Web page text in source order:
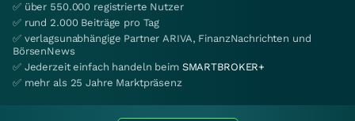
✅ über 550.000 registrierte Nutzer
✅ rund 2.000 Beiträge pro Tag
✅ verlagsunabhängige Partner ARIVA, FinanzNachrichten und
BörsenNews
✅ Jederzeit einfach handeln beim SMARTBROKER+
✅ mehr als 25 Jahre Marktpräsenz